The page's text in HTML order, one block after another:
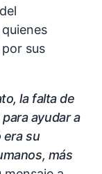
sus
la falta de
ayudar a
era su
más